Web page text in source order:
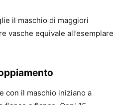
il maschio di maggiori
vasche equivale all’esemplare
con il maschio iniziano a